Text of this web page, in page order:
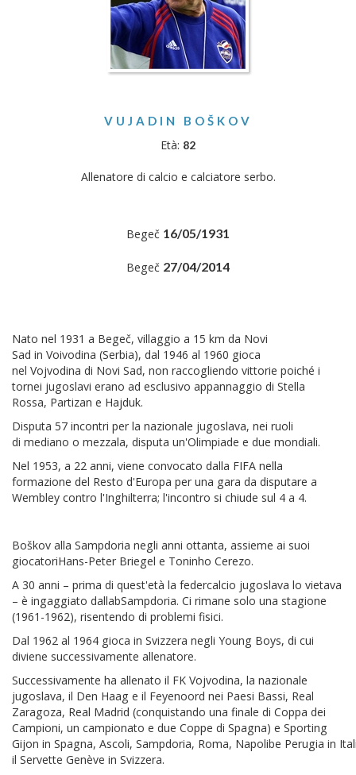
VUJADIN BOŠKOV
Età: 82
Allenatore di calcio e calciatore serbo.
Begeč 16/05/1931
Begeč 27/04/2014
Nato nel 1931 a Begeč, villaggio a 15 km da Novi
Sad in Voivodina (Serbia), dal 1946 al 1960 gioca
nel Vojvodina di Novi Sad, non raccogliendo vittorie poiché i
tornei jugoslavi erano ad esclusivo appannaggio di Stella
Rossa, Partizan e Hajduk.
Disputa 57 incontri per la nazionale jugoslava, nei ruoli
di mediano o mezzala, disputa un'Olimpiade e due mondiali.
Nel 1953, a 22 anni, viene convocato dalla FIFA nella
formazione del Resto d'Europa per una gara da disputare a
Wembley contro l'Inghilterra; l'incontro si chiude sul 4 a 4.
Boškov alla Sampdoria negli anni ottanta, assieme ai suoi
giocatoriHans-Peter Briegel e Toninho Cerezo.
A 30 anni – prima di quest'età la federcalcio jugoslava lo vietava
– è ingaggiato dallabSampdoria. Ci rimane solo una stagione
(1961-1962), risentendo di problemi fisici.
Dal 1962 al 1964 gioca in Svizzera negli Young Boys, di cui
diviene successivamente allenatore.
Successivamente ha allenato il FK Vojvodina, la nazionale
jugoslava, il Den Haag e il Feyenoord nei Paesi Bassi, Real
Zaragoza, Real Madrid (conquistando una finale di Coppa dei
Campioni, un campionato e due Coppe di Spagna) e Sporting
Gijon in Spagna, Ascoli, Sampdoria, Roma, Napolibe Perugia in
il Servette Genève in Svizzera.